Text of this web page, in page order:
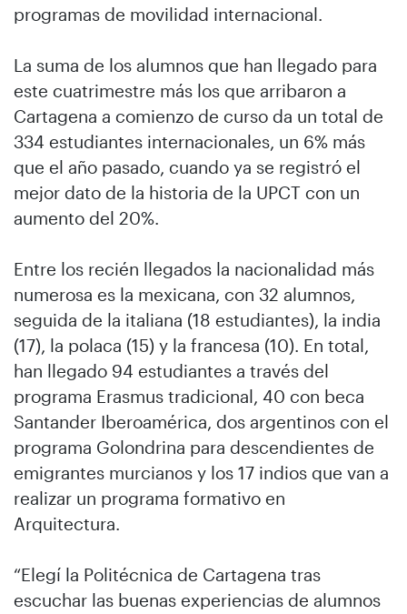
programas de movilidad internacional.
La suma de los alumnos que han llegado para
este cuatrimestre más los que arribaron a
Cartagena a comienzo de curso da un total de
334 estudiantes internacionales, un 6% más
que el año pasado, cuando ya se registró el
mejor dato de la historia de la UPCT con un
aumento del 20%.
Entre los recién llegados la nacionalidad más
numerosa es la mexicana, con 32 alumnos,
seguida de la italiana (18 estudiantes), la india
(17), la polaca (15) y la francesa (10). En total,
han llegado 94 estudiantes a través del
programa Erasmus tradicional, 40 con beca
Santander Iberoamérica, dos argentinos con el
programa Golondrina para descendientes de
emigrantes murcianos y los 17 indios que van a
realizar un programa formativo en
Arquitectura.
“Elegí la Politécnica de Cartagena tras
escuchar las buenas experiencias de alumnos